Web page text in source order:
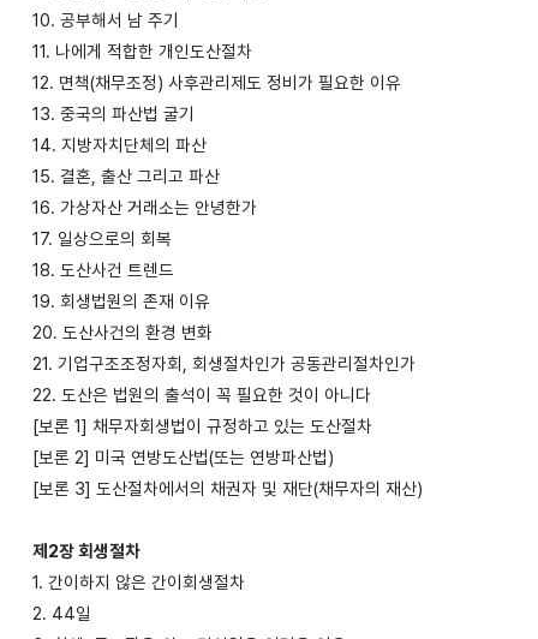
10. 공부해서 남 주기
11. 나에게 적합한 개인도산절차
12. 면책(채무조정) 사후관리제도 정비가 필요한 이유
13. 중국의 파산법 굴기
14. 지방자치단체의 파산
15. 결혼, 출산 그리고 파산
16. 가상자산 거래소는 안녕한가
17. 일상으로의 회복
18. 도산사건 트렌드
19. 회생법원의 존재 이유
20. 도산사건의 환경 변화
21. 기업구조조정자회, 회생절차인가 공동관리절차인가
22. 도산은 법원의 출석이 꼭 필요한 것이 아니다
[보론 1] 채무자회생법이 규정하고 있는 도산절차
[보론 2] 미국 연방도산법(또는 연방파산법)
[보론 3] 도산절차에서의 채권자 및 재단(채무자의 재산)
제2장 회생절차
1. 간이하지 않은 간이회생절차
2. 44일